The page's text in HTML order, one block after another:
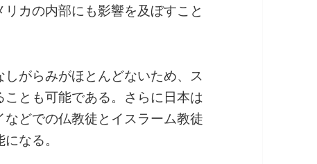
カの内部にも影響を及ぼすこと
がらみがほとんどないため、ス
とも可能である。さらに日本は
どでの仏教徒とイスラーム教徒
なる。